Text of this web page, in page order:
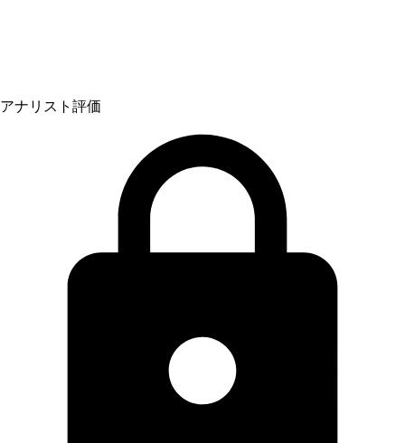
アナリスト評価